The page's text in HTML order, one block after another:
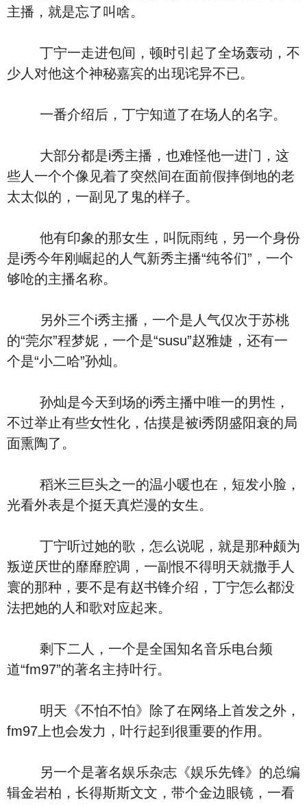
主播，就是忘了叫啥。
丁宁一走进包间，顿时引起了全场轰动，不
少人对他这个神秘嘉宾的出现诧异不已。
一番介绍后，丁宁知道了在场人的名字。
大部分都是i秀主播，也难怪他一进门，这
些人一个个像见着了突然间在面前假摔倒地的老
太太似的，一副见了鬼的样子。
他有印象的那女生，叫阮雨纯，另一个身份
是i秀今年刚崛起的人气新秀主播“纯爷们”，一个
够呛的主播名称。
另外三个i秀主播，一个是人气仅次于苏桃
的“莞尔”程梦妮，一个是“susu”赵雅婕，还有一
个是“小二哈”孙灿。
孙灿是今天到场的i秀主播中唯一的男性，
不过举止有些女性化，估摸是被i秀阴盛阳衰的局
面熏陶了。
稻米三巨头之一的温小暖也在，短发小脸，
光看外表是个挺天真烂漫的女生。
丁宁听过她的歌，怎么说呢，就是那种颇为
叛逆厌世的靡靡腔调，一副恨不得明天就撒手人
寰的那种，要不是有赵书锋介绍，丁宁怎么都没
法把她的人和歌对应起来。
剩下二人，一个是全国知名音乐电台频
道“fm97”的著名主持叶行。
明天《不怕不怕》除了在网络上首发之外，
fm97上也会发力，叶行起到很重要的作用。
另一个是著名娱乐杂志《娱乐先锋》的总编
辑金岩柏，长得斯斯文文，带个金边眼镜，一看